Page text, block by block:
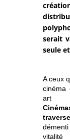
serait
seule
A ceux
cinéma
art
traverse
vitalité